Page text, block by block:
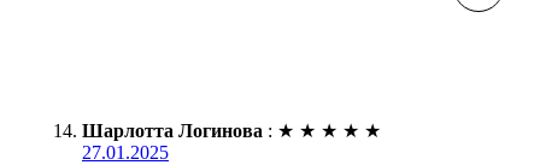
Шарлотта Логинова : ★ ★ ★ ★ ★
27.01.2025